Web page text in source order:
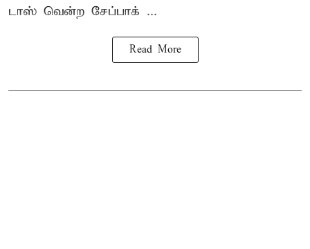
டாஸ் வென்ற சேப்பாக் ...
Read More